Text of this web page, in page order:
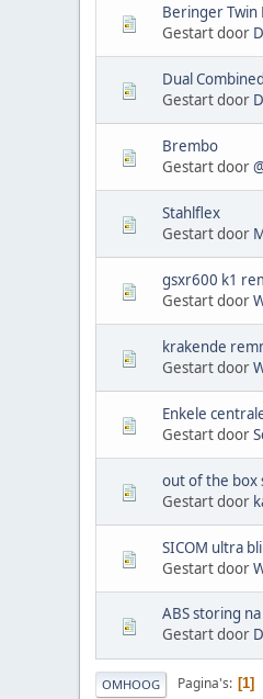
Beringer Twin
Gestart door
Dual
Gestart door
Brembo
Gestart door
Stahlflex
Gestart door
gsxr600 k1
Gestart door
krakende
Gestart door
Enkele
Gestart door
out of the box
Gestart door
SICOM ultra
Gestart door
ABS storing
Gestart door
OMHOOG Pagina's 1